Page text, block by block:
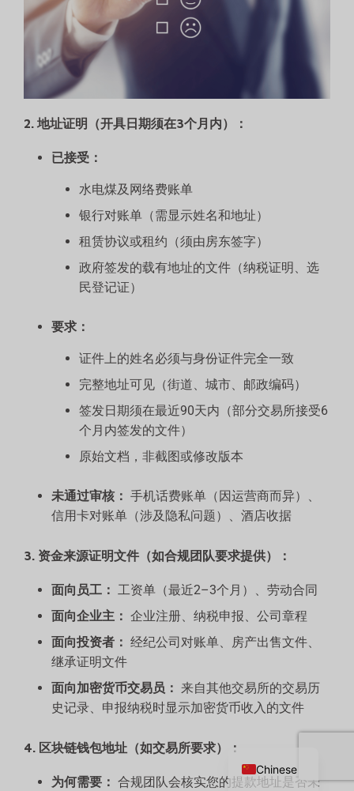
2. 地址证明（开具日期须在3个月内）：
已接受：
水电煤及网络费账单
银行对账单（需显示姓名和地址）
租赁协议或租约（须由房东签字）
政府签发的载有地址的文件（纳税证明、选
民登记证）
要求：
证件上的姓名必须与身份证件完全一致
完整地址可见（街道、城市、邮政编码）
签发日期须在最近90天内（部分交易所接受6
个月内签发的文件）
原始文档，非截图或修改版本
未通过审核： 手机话费账单（因运营商而异）、
信用卡对账单（涉及隐私问题）、酒店收据
3. 资金来源证明文件（如合规团队要求提供）：
面向员工： 工资单（最近2–3个月）、劳动合同
面向企业主： 企业注册、纳税申报、公司章程
面向投资者： 经纪公司对账单、房产出售文件、
继承证明文件
面向加密货币交易员： 来自其他交易所的交易历
史记录、申报纳税时显示加密货币收入的文件
4. 区块链钱包地址（如交易所要求）：
为何需要： 合规团队会核实您的提款地址是否未
Chinese
Russian